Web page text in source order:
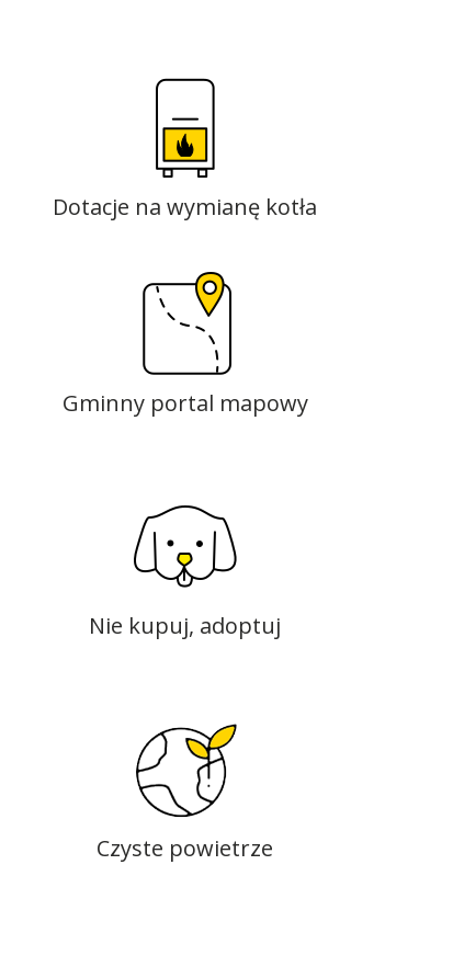
Dotacje na wymianę kotła
Gminny portal mapowy
Nie kupuj, adoptuj
Czyste powietrze